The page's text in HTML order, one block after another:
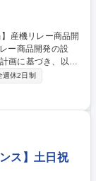
画に基づき、以下
許出願、規制化学
技術問い合わせの
器等】3D-CAD((S
置・Microsoft offic
週休2日制
ス】土日祝